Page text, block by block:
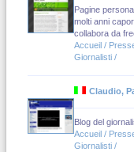
Pagine
molti anni
collabora da
Accueil /
Giornalisti /
Claudio,
Blog del
Accueil /
Giornalisti /